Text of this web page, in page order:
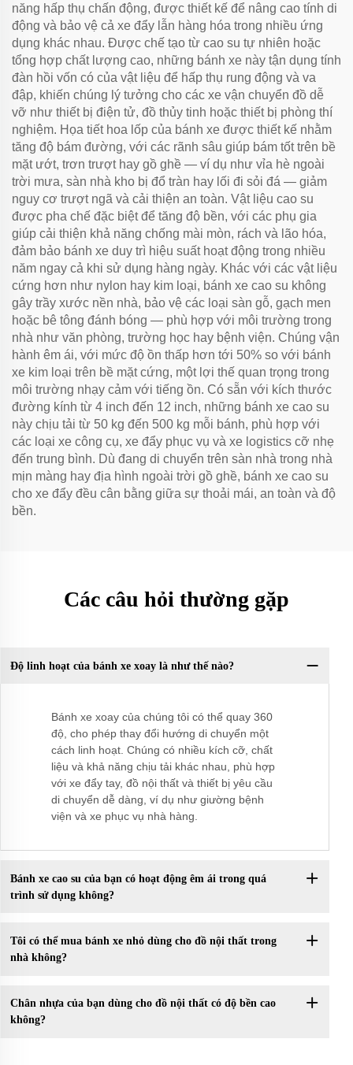
năng hấp thụ chấn động, được thiết kế để nâng cao tính di
động và bảo vệ cả xe đẩy lẫn hàng hóa trong nhiều ứng
dụng khác nhau. Được chế tạo từ cao su tự nhiên hoặc
tổng hợp chất lượng cao, những bánh xe này tận dụng tính
đàn hồi vốn có của vật liệu để hấp thụ rung động và va
đập, khiến chúng lý tưởng cho các xe vận chuyển đồ dễ
vỡ như thiết bị điện tử, đồ thủy tinh hoặc thiết bị phòng thí
nghiệm. Họa tiết hoa lốp của bánh xe được thiết kế nhằm
tăng độ bám đường, với các rãnh sâu giúp bám tốt trên bề
mặt ướt, trơn trượt hay gồ ghề — ví dụ như vỉa hè ngoài
trời mưa, sàn nhà kho bị đổ tràn hay lối đi sỏi đá — giảm
nguy cơ trượt ngã và cải thiện an toàn. Vật liệu cao su
được pha chế đặc biệt để tăng độ bền, với các phụ gia
giúp cải thiện khả năng chống mài mòn, rách và lão hóa,
đảm bảo bánh xe duy trì hiệu suất hoạt động trong nhiều
năm ngay cả khi sử dụng hàng ngày. Khác với các vật liệu
cứng hơn như nylon hay kim loại, bánh xe cao su không
gây trầy xước nền nhà, bảo vệ các loại sàn gỗ, gạch men
hoặc bê tông đánh bóng — phù hợp với môi trường trong
nhà như văn phòng, trường học hay bệnh viện. Chúng vận
hành êm ái, với mức độ ồn thấp hơn tới 50% so với bánh
xe kim loại trên bề mặt cứng, một lợi thế quan trọng trong
môi trường nhạy cảm với tiếng ồn. Có sẵn với kích thước
đường kính từ 4 inch đến 12 inch, những bánh xe cao su
này chịu tải từ 50 kg đến 500 kg mỗi bánh, phù hợp với
các loại xe công cụ, xe đẩy phục vụ và xe logistics cỡ nhẹ
đến trung bình. Dù đang di chuyển trên sàn nhà trong nhà
mịn màng hay địa hình ngoài trời gồ ghề, bánh xe cao su
cho xe đẩy đều cân bằng giữa sự thoải mái, an toàn và độ
bền.
Các câu hỏi thường gặp
Độ linh hoạt của bánh xe xoay là như thế nào?
Bánh xe xoay của chúng tôi có thể quay 360
độ, cho phép thay đổi hướng di chuyển một
cách linh hoạt. Chúng có nhiều kích cỡ, chất
liệu và khả năng chịu tải khác nhau, phù hợp
với xe đẩy tay, đồ nội thất và thiết bị yêu cầu
di chuyển dễ dàng, ví dụ như giường bệnh
viện và xe phục vụ nhà hàng.
Bánh xe cao su của bạn có hoạt động êm ái trong quá
trình sử dụng không?
Tôi có thể mua bánh xe nhỏ dùng cho đồ nội thất trong
nhà không?
Chân nhựa của bạn dùng cho đồ nội thất có độ bền cao
không?